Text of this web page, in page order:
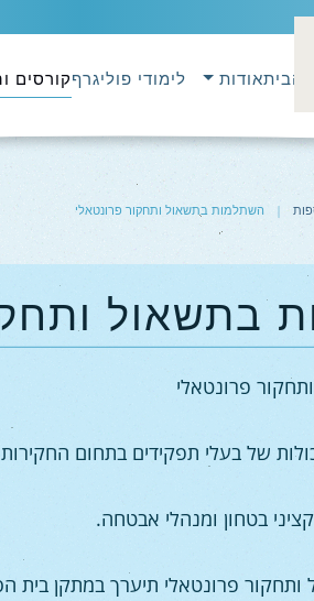
הביתאודות לימודי פוליגרףקורסים
השתלמות בתשאול ותחקור פרונטאלי
בתשאול
פרונטאלי
של בעלי תפקידים בתחום
בטחון ומנהלי אבטחה.
פרונטאלי תיערך במתקן בית